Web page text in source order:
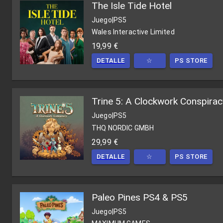
The Isle Tide Hotel
Juego|PS5
Wales Interactive Limited
19,99 €
DETALLE ☆ PS STORE
Trine 5: A Clockwork
Juego PS5
THQ NORDIC GMBH
29,99 €
DETALLE ☆ PS STORE
Paleo Pines PS4 & PS5
Juego|PS5